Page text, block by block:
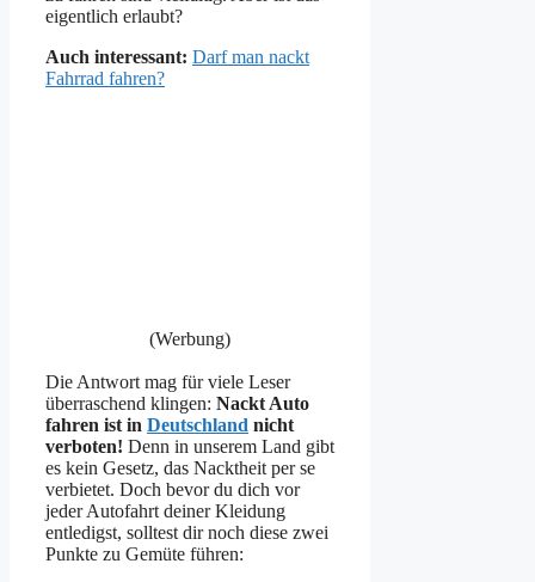
eigentlich erlaubt?
Auch interessant: Darf man nackt
Fahrrad fahren?
(Werbung)
Die Antwort mag für viele Leser
überraschend klingen: Nackt Auto
fahren ist in Deutschland nicht
verboten! Denn in unserem Land gibt
es kein Gesetz, das Nacktheit per se
verbietet. Doch bevor du dich vor
jeder Autofahrt deiner Kleidung
entledigst, solltest dir noch diese zwei
Punkte zu Gemüte führen: